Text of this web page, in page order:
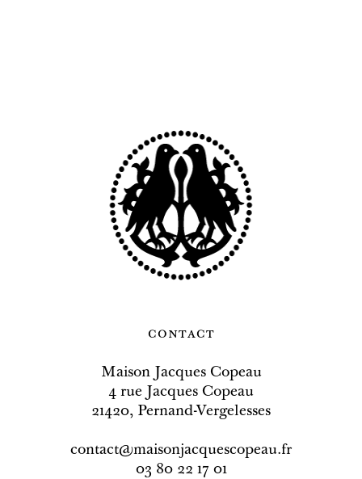
contact
Maison Jacques Copeau
4 rue Jacques Copeau
21420, Pernand-Vergelesses
contact@maisonjacquescopeau.fr
03 80 22 17 01